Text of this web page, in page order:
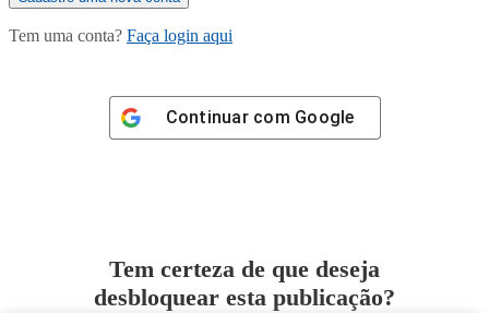
Tem uma conta? Faça login aqui
Continuar com Google
Tem certeza de que deseja
desbloquear esta publicação?